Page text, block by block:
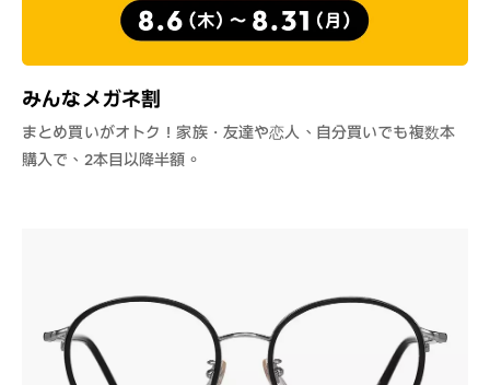
みんなメガネ割
まとめ買いがオトク！家族・友達や恋人、自分買いでも複数本
購入で、2本目以降半額。